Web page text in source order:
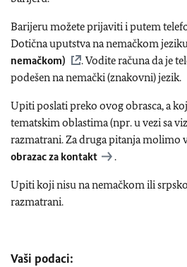
Barijeru možete prijaviti i putem
Dotična uputstva na nemačkom
nemačkom)
. Vodite računa da je
podešen na nemački (znakovni) jezik.
Upiti poslati preko ovog obrasca, a
tematskim oblastima (npr. u vezi sa
razmatrani. Za druga pitanja molimo
obrazac za kontakt
.
Upiti koji nisu na nemačkom ili
razmatrani.
Vaši podaci: